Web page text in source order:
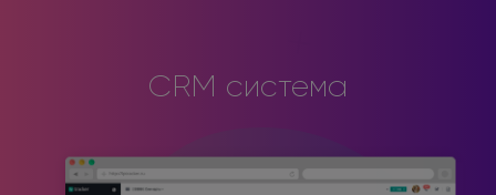
CRM система